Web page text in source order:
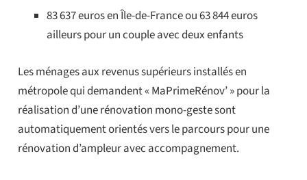
83 637 euros en Île-de-France ou 63 844 euros
ailleurs pour un couple avec deux enfants
Les ménages aux revenus supérieurs installés en
métropole qui demandent « MaPrimeRénov’ » pour la
réalisation d’une rénovation mono-geste sont
automatiquement orientés vers le parcours pour une
rénovation d’ampleur avec accompagnement.